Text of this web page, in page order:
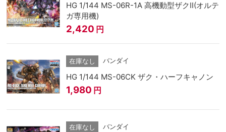
HG 1/144 MS-06R-1A 高機動型ザクII(オルテ
ガ専用機)
2,420 円
在庫なし バンダイ
HG 1/144 MS-06CK ザク・ハーフキャノン
1,980 円
在庫なし バンダイ